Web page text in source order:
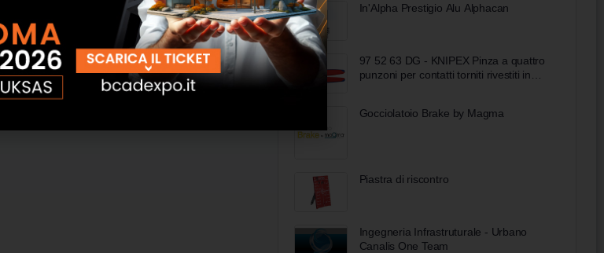
In'Alpha Prestigio Alu Alphacan
97 52 63 DG - KNIPEX Pinza a quattro
punzoni per contatti torniti rivestiti in
Gocciolatoio Brake by Magma
Piastra di riscontro
Ingegneria Infrastruturale - Urbano
Canalis One Team